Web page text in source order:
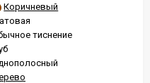
Коричневый
тиснение